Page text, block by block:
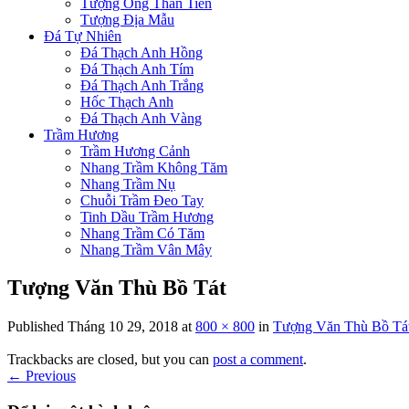
Tượng Địa Mẫu
Đá Tự Nhiên
Đá Thạch Anh Hồng
Đá Thạch Anh Tím
Đá Thạch Anh Trắng
Hốc Thạch Anh
Đá Thạch Anh Vàng
Trầm Hương
Trầm Hương Cảnh
Nhang Trầm Không Tăm
Nhang Trầm Nụ
Chuỗi Trầm Đeo Tay
Tinh Dầu Trầm Hương
Nhang Trầm Có Tăm
Nhang Trầm Vân Mây
Tượng Văn Thù Bồ Tát
Published Tháng 10 29, 2018 at 800 × 800 in Tượng Văn Thù Bồ
Trackbacks are closed, but you can post a comment.
← Previous